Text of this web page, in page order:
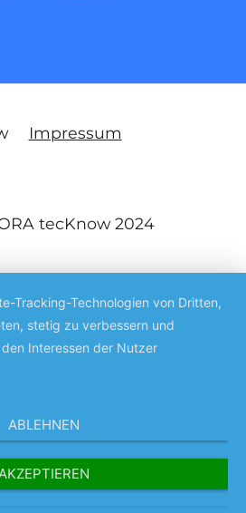
Impressum
tecKnow 2024
Tracking-Technologien von Dritten,
stetig zu verbessern und
Interessen der Nutzer
ABLEHNEN